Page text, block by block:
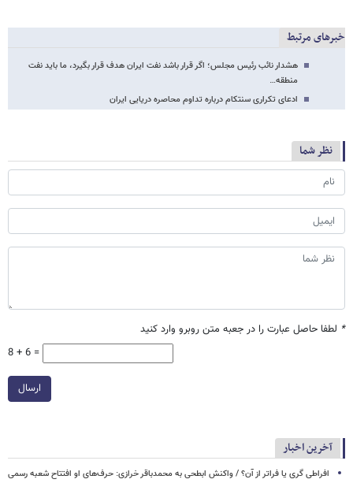
خبرهای مرتبط
هشدار نائب رئیس مجلس؛ اگر قرار باشد نفت ایران هدف قرار بگیرد، ما باید نفت
منطقه…
ادعای تکراری سنتکام درباره تداوم محاصره دریایی ایران
نظر شما
* لطفا حاصل عبارت را در جعبه متن روبرو وارد کنید
8 + 6 =
ارسال
آخرین اخبار
افراطی گری یا فراتر از آن؟ / واکنش ابطحی به محمدباقر خرازی: حرف‌های او افتتاح شعبه رسمی